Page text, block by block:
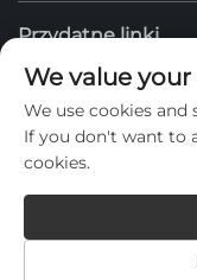
Przydatne linki
Produkty
Skontaktuj się z
We value
We use cookies
If you don't want to
cookies.